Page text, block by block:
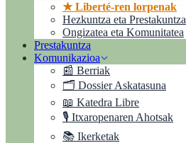
★ Liberté-ren lorpenak
Hezkuntza eta Prestakuntza
Ongizatea eta Komunitatea
Prestakuntza
Komunikazioa
📰 Berriak
🗂️ Dossier Askatasuna
📖 Katedra Libre
🎙️ Itxaropenaren Ahotsak
📚 Ikerketak